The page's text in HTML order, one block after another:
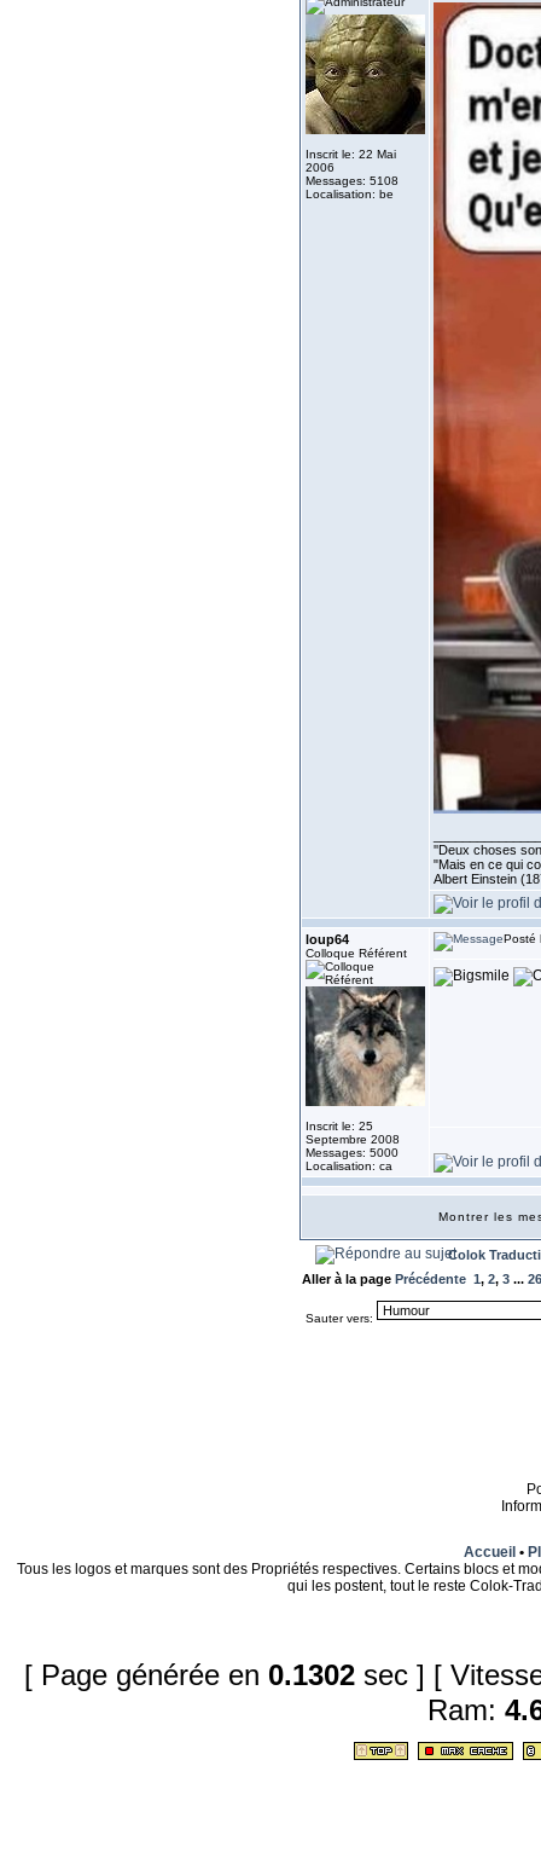
Inscrit le: 22 Mai
2006
Messages: 5108
Localisation: be
''Deux choses
"Mais en ce qui
Albert Einstein
loup64
Colloque Référent
Inscrit le: 25
Septembre 2008
Messages: 5000
Localisation: ca
Posté
Montrer les
Colok
Aller à la page Précédente 1, 2, 3 ...
Sauter vers:
Accueil •
Tous les logos et marques sont des Propriétés respectives. Certains blocs et
qui les postent, tout le reste Colok-
[ Page générée en 0.1302 sec ] [
Ram: